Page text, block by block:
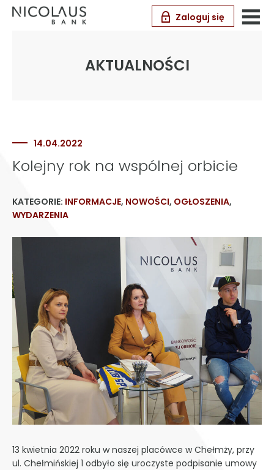
Zaloguj się
AKTUALNOŚCI
14.04.2022
Kolejny rok na wspólnej orbicie
KATEGORIE: INFORMACJE, NOWOŚCI, OGŁOSZENIA,
WYDARZENIA
13 kwietnia 2022 roku w naszej placówce w Chełmży, przy
ul. Chełmińskiej 1 odbyło się uroczyste podpisanie umowy